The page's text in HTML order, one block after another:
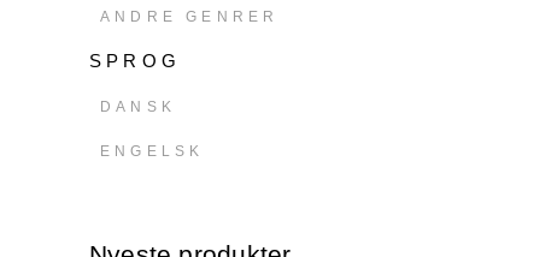
ANDRE GENRER
SPROG
DANSK
ENGELSK